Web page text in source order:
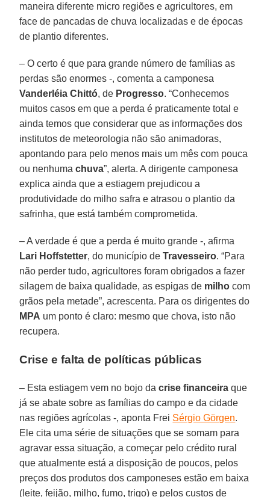
maneira diferente micro regiões e agricultores, em
face de pancadas de chuva localizadas e de épocas
de plantio diferentes.
– O certo é que para grande número de famílias as
perdas são enormes -, comenta a camponesa
Vanderléia Chittó, de Progresso. “Conhecemos
muitos casos em que a perda é praticamente total e
ainda temos que considerar que as informações dos
institutos de meteorologia não são animadoras,
apontando para pelo menos mais um mês com pouca
ou nenhumachuva”, alerta. A dirigente camponesa
explica ainda que a estiagem prejudicou a
produtividade do milho safra e atrasou o plantio da
safrinha, que está também comprometida.
– A verdade é que a perda é muito grande -, afirma
Lari Hoffstetter, do município deTravesseiro. “Para
não perder tudo, agricultores foram obrigados a fazer
silagem de baixa qualidade, as espigas de milho com
grãos pela metade”, acrescenta. Para os dirigentes do
MPA um ponto é claro: mesmo que chova, isto não
recupera.
Crise e falta de políticas públicas
– Esta estiagem vem no bojo dacrise financeira que
já se abate sobre as famílias do campo e da cidade
nas regiões agrícolas -, aponta Frei Sérgio Görgen.
Ele cita uma série de situações que se somam para
agravar essa situação, a começar pelo crédito rural
que atualmente está a disposição de poucos, pelos
preços dos produtos dos camponeses estão em baixa
(leite, feijão, milho, fumo, trigo) e pelos custos de